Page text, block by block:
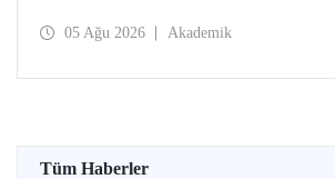
Koşullarına Bağlı Mikrolif Salımı:
05 Ağu 2026 Akademik
Tüm Haberler